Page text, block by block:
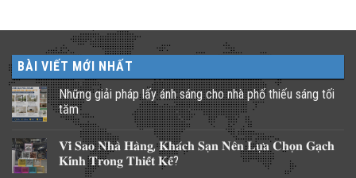
BÀI VIẾT MỚI NHẤT
Những giải pháp lấy ánh sáng cho nhà phố thiếu sáng tối
tăm
Không
bình
luận
ở
𝐕𝐢̀ 𝐒𝐚𝐨 𝐍𝐡𝐚̀ 𝐇𝐚̀𝐧𝐠, 𝐊𝐡𝐚́𝐜𝐡 𝐒𝐚̣𝐧 𝐍𝐞̂𝐧 𝐋𝐮̛̣𝐚 𝐂𝐡𝐨̣𝐧 𝐆𝐚̣𝐜𝐡
𝐊𝐢́𝐧𝐡 𝐓𝐫𝐨𝐧𝐠 𝐓𝐡𝐢𝐞̂́𝐭 𝐊𝐞̂́?